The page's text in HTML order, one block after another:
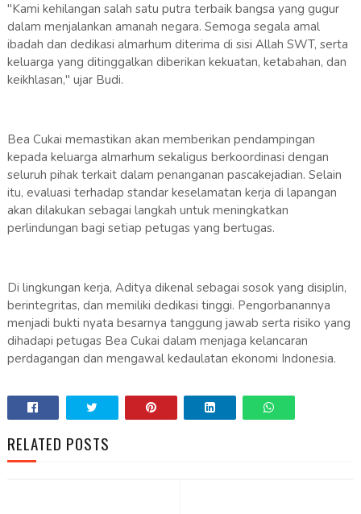
"Kami kehilangan salah satu putra terbaik bangsa yang gugur
dalam menjalankan amanah negara. Semoga segala amal
ibadah dan dedikasi almarhum diterima di sisi Allah SWT, serta
keluarga yang ditinggalkan diberikan kekuatan, ketabahan, dan
keikhlasan," ujar Budi.
Bea Cukai memastikan akan memberikan pendampingan
kepada keluarga almarhum sekaligus berkoordinasi dengan
seluruh pihak terkait dalam penanganan pascakejadian. Selain
itu, evaluasi terhadap standar keselamatan kerja di lapangan
akan dilakukan sebagai langkah untuk meningkatkan
perlindungan bagi setiap petugas yang bertugas.
Di lingkungan kerja, Aditya dikenal sebagai sosok yang disiplin,
berintegritas, dan memiliki dedikasi tinggi. Pengorbanannya
menjadi bukti nyata besarnya tanggung jawab serta risiko yang
dihadapi petugas Bea Cukai dalam menjaga kelancaran
perdagangan dan mengawal kedaulatan ekonomi Indonesia.
RELATED POSTS